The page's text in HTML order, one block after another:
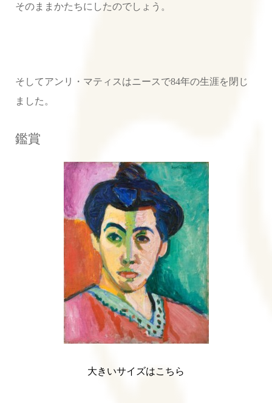
そのままかたちにしたのでしょう。
そしてアンリ・マティスはニースで84年の生涯を閉じ
ました。
鑑賞
大きいサイズはこちら